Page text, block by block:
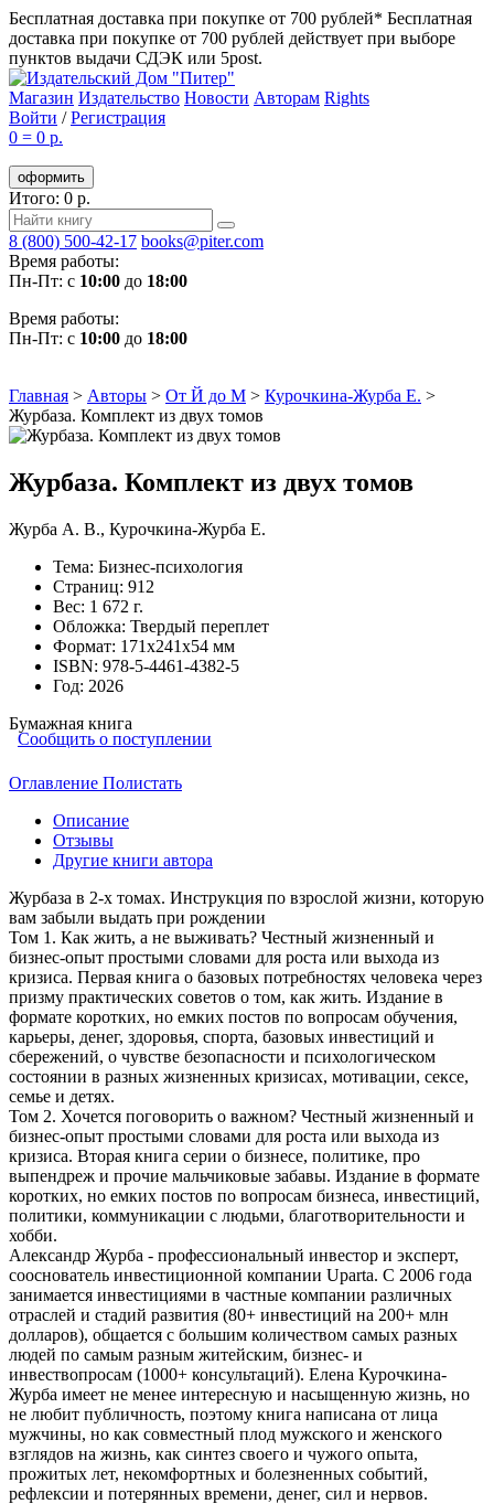
Бесплатная доставка при покупке от 700 рублей* Бесплатная
доставка при покупке от 700 рублей действует при выборе
пунктов выдачи СДЭК или 5post.
Магазин Издательство Новости Авторам Rights
Войти /Регистрация
0 = 0 р.
оформить
Итого: 0 р.
8 (800) 500-42-17 books@piter.com
Время работы:
Пн-Пт: с 10:00 до 18:00
Время работы:
Пн-Пт: с 10:00 до 18:00
Главная > Авторы > От Й до М > Курочкина-Журба Е. >
Журбаза. Комплект из двух томов
Журбаза. Комплект из двух томов
Журба А. В., Курочкина-Журба Е.
Тема: Бизнес-психология
Страниц: 912
Вес: 1 672 г.
Обложка: Твердый переплет
Формат: 171х241х54 мм
ISBN: 978-5-4461-4382-5
Год: 2026
Бумажная книга
Сообщить о поступлении
Оглавление Полистать
Описание
Отзывы
Другие книги автора
Журбаза в 2-х томах. Инструкция по взрослой жизни, которую
вам забыли выдать при рождении
Том 1. Как жить, а не выживать? Честный жизненный и
бизнес-опыт простыми словами для роста или выхода из
кризиса. Первая книга о базовых потребностях человека через
призму практических советов о том, как жить. Издание в
формате коротких, но емких постов по вопросам обучения,
карьеры, денег, здоровья, спорта, базовых инвестиций и
сбережений, о чувстве безопасности и психологическом
состоянии в разных жизненных кризисах, мотивации, сексе,
семье и детях.
Том 2. Хочется поговорить о важном? Честный жизненный и
бизнес-опыт простыми словами для роста или выхода из
кризиса. Вторая книга серии о бизнесе, политике, про
выпендреж и прочие мальчиковые забавы. Издание в формате
коротких, но емких постов по вопросам бизнеса, инвестиций,
политики, коммуникации с людьми, благотворительности и
хобби.
Александр Журба - профессиональный инвестор и эксперт,
сооснователь инвестиционной компании Uparta. С 2006 года
занимается инвестициями в частные компании различных
отраслей и стадий развития (80+ инвестиций на 200+ млн
долларов), общается с большим количеством самых разных
людей по самым разным житейским, бизнес- и
инвествопросам (1000+ консультаций). Елена Курочкина-
Журба имеет не менее интересную и насыщенную жизнь, но
не любит публичность, поэтому книга написана от лица
мужчины, но как совместный плод мужского и женского
взглядов на жизнь, как синтез своего и чужого опыта,
прожитых лет, некомфортных и болезненных событий,
рефлексии и потерянных времени, денег, сил и нервов.